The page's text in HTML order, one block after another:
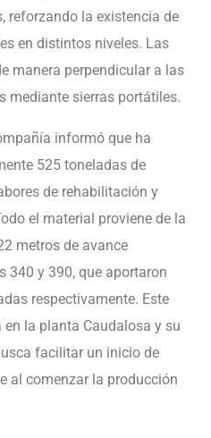
reforzando la existencia de
en distintos niveles. Las
manera perpendicular a las
mediante sierras portátiles.
informó que ha
525 toneladas de
de rehabilitación y
el material proviene de la
metros de avance
340 y 390, que aportaron
respectivamente. Este
la planta Caudalosa y su
facilitar un inicio de
al comenzar la producción